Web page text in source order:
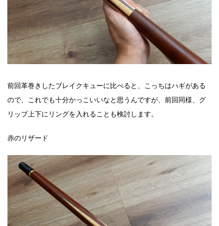
前回革巻きしたブレイクキューに比べると、こっちはハギがある
ので、これでも十分かっこいいなと思うんですが、前回同様、グ
リップ上下にリングを入れることも検討します。
赤のリザード